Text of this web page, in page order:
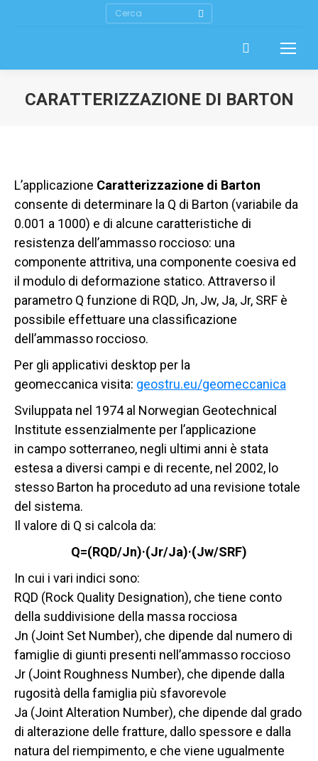
Cerca
CARATTERIZZAZIONE DI BARTON
L’applicazione Caratterizzazione di Barton
consente di determinare la Q di Barton (variabile da
0.001 a 1000) e di alcune caratteristiche di
resistenza dell’ammasso roccioso: una
componente attritiva, una componente coesiva ed
il modulo di deformazione statico. Attraverso il
parametro Q funzione di RQD, Jn, Jw, Ja, Jr, SRF è
possibile effettuare una classificazione
dell’ammasso roccioso.
Per gli applicativi desktop per la
geomeccanica visita: geostru.eu/geomeccanica
Sviluppata nel 1974 al Norwegian Geotechnical
Institute essenzialmente per l’applicazione
in campo sotterraneo, negli ultimi anni è stata
estesa a diversi campi e di recente, nel 2002, lo
stesso Barton ha proceduto ad una revisione totale
del sistema.
Il valore di Q si calcola da:
Q=(RQD/Jn)·(Jr/Ja)·(Jw/SRF)
In cui i vari indici sono:
RQD (Rock Quality Designation), che tiene conto
della suddivisione della massa rocciosa
Jn (Joint Set Number), che dipende dal numero di
famiglie di giunti presenti nell’ammasso roccioso
Jr (Joint Roughness Number), che dipende dalla
rugosità della famiglia più sfavorevole
Ja (Joint Alteration Number), che dipende dal grado
di alterazione delle fratture, dallo spessore e dalla
natura del riempimento, e che viene ugualmente